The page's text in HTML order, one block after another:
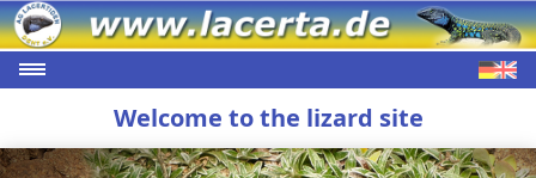
Welcome to the lizard site